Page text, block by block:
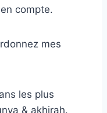
compte.
mes
les plus
& akhirah.